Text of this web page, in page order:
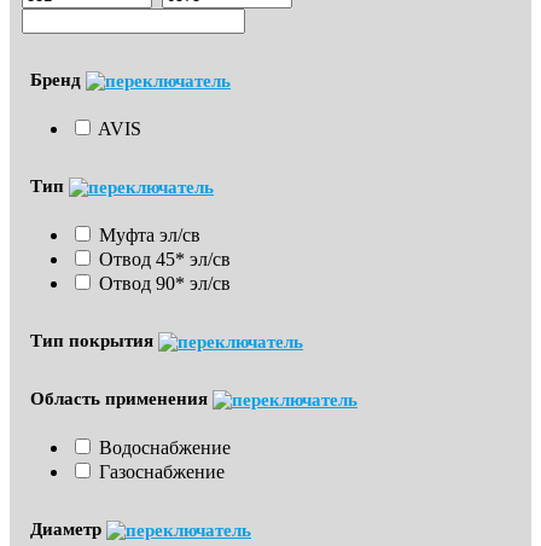
Бренд
AVIS
Тип
Муфта эл/св
Отвод 45* эл/св
Отвод 90* эл/св
Тип покрытия
Область применения
Водоснабжение
Газоснабжение
Диаметр